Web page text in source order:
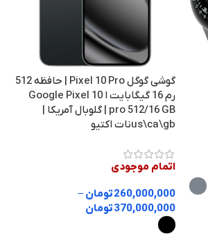
گوشی گوگل Pixel 10 Pro | حافظه 512
رم 16 گیگابایت ا Google Pixel 10
pro 512/16 GB | گلوبال آمریکا |
us\ca\gbنات اکتیو
اتمام موجودی
260,000,000تومان–
370,000,000تومان